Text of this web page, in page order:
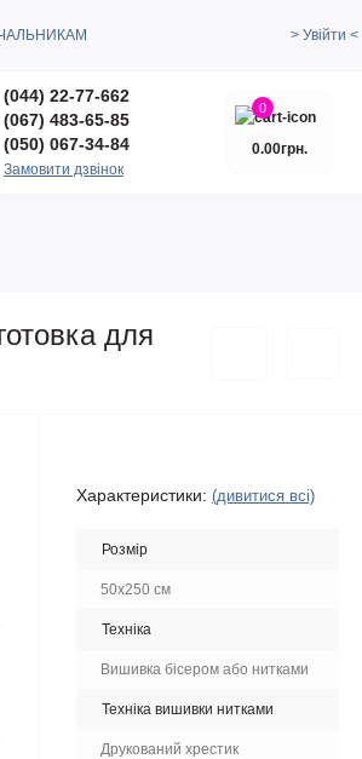
> Увійти <
(044) 22-77-662
(067) 483-65-85
(050) 067-34-84
Замовити дзвінок
0
0.00грн.
для
Характеристики: (дивитися всі)
Розмір
50х250 см
Техніка
Вишивка бісером або нитками
Техніка вишивки нитками
Друкований хрестик